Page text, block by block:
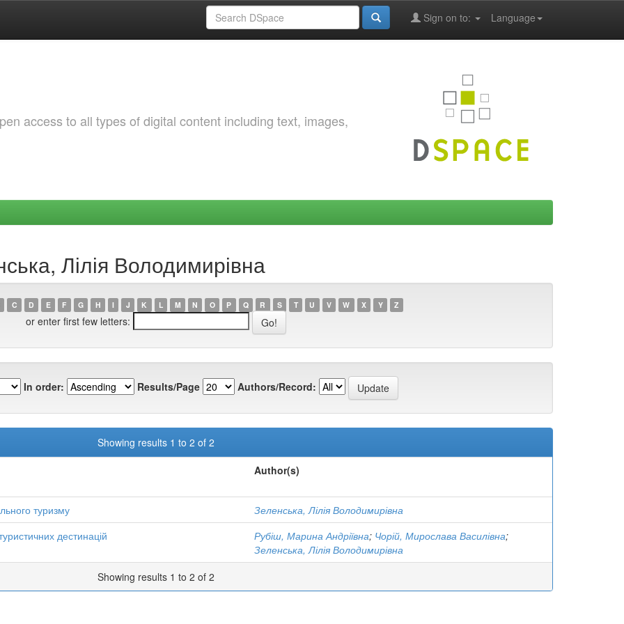
Language
Sign on to:
access to all types of digital content including text, images,
Лілія Володимирівна
C D E F G H I J K L M N O P Q R S T U V W X Y Z
or enter first few letters:
In order: Results/Page Authors/Record:
Showing results 1 to 2 of 2
Author(s)
туризму
Зеленська, Лілія Володимирівна
дестинацій Рубіш, Марина Андріївна; Чорій, Мирослава Василівна;
Зеленська, Лілія Володимирівна
Showing results 1 to 2 of 2